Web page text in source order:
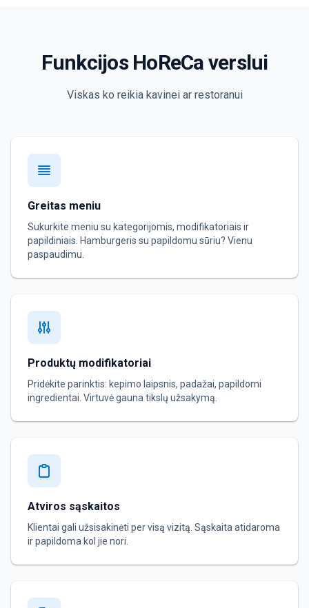
Funkcijos HoReCa verslui
Viskas ko reikia kavinei ar restoranui
Greitas meniu
Sukurkite meniu su kategorijomis, modifikatoriais ir
papildiniais. Hamburgeris su papildomu sūriu? Vienu
paspaudimu.
Produktų modifikatoriai
Pridėkite parinktis: kepimo laipsnis, padažai, papildomi
ingredientai. Virtuvė gauna tikslų užsakymą.
Atviros sąskaitos
Klientai gali užsisakinėti per visą vizitą. Sąskaita atidaroma
ir papildoma kol jie nori.